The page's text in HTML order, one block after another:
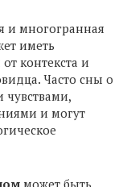
и многогранная
иметь
контекста и
Часто сны о
и могут
может быть